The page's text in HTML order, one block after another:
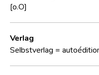
[o.O]
Verlag
Selbstverlag =